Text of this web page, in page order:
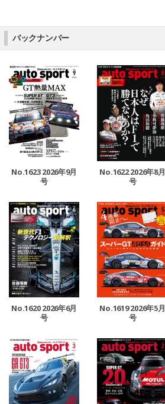
バックナンバー
No.1623 2026年9月
号
No.1622 2026年8月
号
No.1620 2026年6月
号
No.1619 2026年5月
号